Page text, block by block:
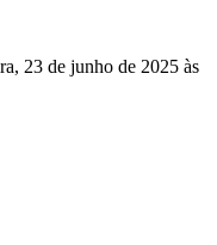
23 de junho de 2025 às